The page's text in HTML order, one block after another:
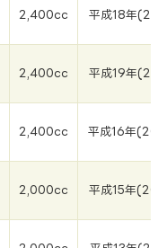
2,400cc 平成18年
2,400cc 平成19年
2,400cc 平成16年
2,000cc 平成15年